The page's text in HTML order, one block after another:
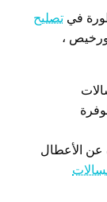
في تصليح
،
الأعطال